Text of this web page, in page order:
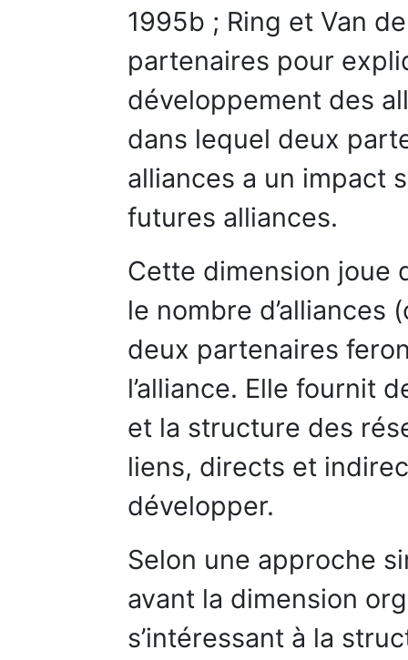
1995b ; Ring et Van
partenaires pour
développement des
dans lequel deux
alliances a un impact
futures alliances.
Cette dimension joue
le nombre d’alliances
deux partenaires
l’alliance. Elle fournit
et la structure des
liens, directs et
développer.
Selon une approche
avant la dimension
s’intéressant à la